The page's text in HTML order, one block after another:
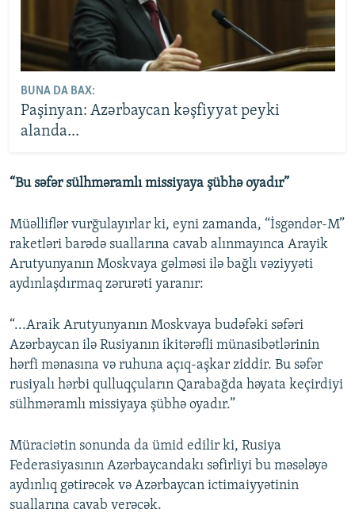
BUNA DA BAX:
Paşinyan: Azərbaycan kəşfiyyat peyki
alanda...
“Bu səfər sülhməramlı missiyaya şübhə oyadır”
Müəlliflər vurğulayırlar ki, eyni zamanda, “İsgəndər-M”
raketləri barədə suallarına cavab alınmayınca Arayik
Arutyunyanın Moskvaya gəlməsi ilə bağlı vəziyyəti
aydınlaşdırmaq zərurəti yaranır:
“...Araik Arutyunyanın Moskvaya budəfəki səfəri
Azərbaycan ilə Rusiyanın ikitərəfli münasibətlərinin
hərfi mənasına və ruhuna açıq-aşkar ziddir. Bu səfər
rusiyalı hərbi qulluqçuların Qarabağda həyata keçirdiyi
sülhməramlı missiyaya şübhə oyadır.”
Müraciətin sonunda da ümid edilir ki, Rusiya
Federasiyasının Azərbaycandakı səfirliyi bu məsələyə
aydınlıq gətirəcək və Azərbaycan ictimaiyyətinin
suallarına cavab verəcək.